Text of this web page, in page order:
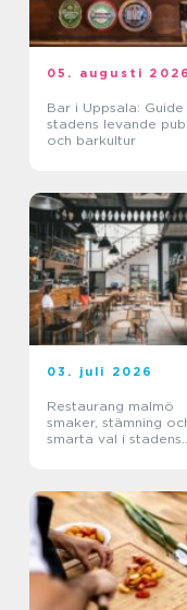
05. augusti 2026
Bar i Uppsala: Guide
stadens levande
och barkultur
03. juli 2026
Restaurang malmö
smaker, stämning
smarta val i stadens